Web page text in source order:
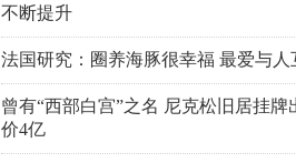
不断提升
法国研究：圈养海豚很幸福 最爱与人
曾有“西部白宫”之名 尼克松旧居挂牌
价4亿